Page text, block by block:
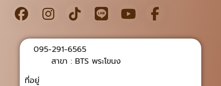
095-291-6565
สาขา : BTS พระโขนง
ที่อยู่